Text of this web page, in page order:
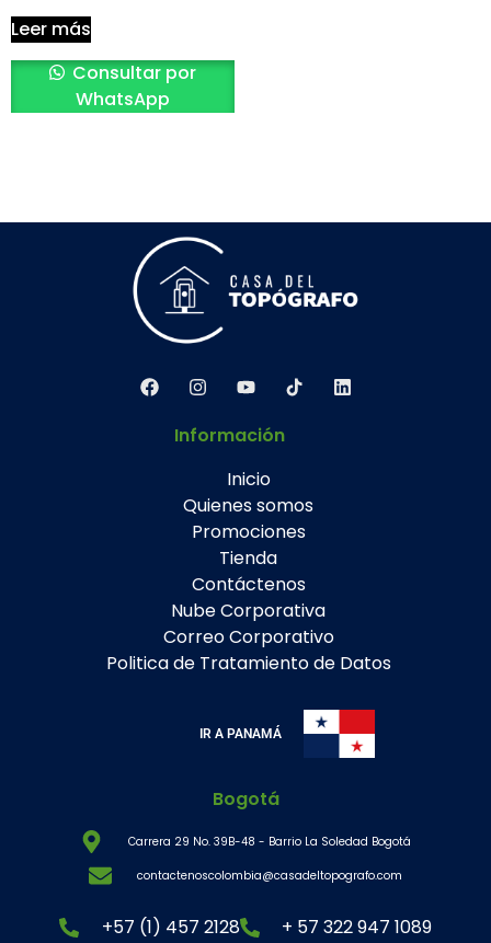
Leer más
Consultar por
WhatsApp
Información
Inicio
Quienes somos
Promociones
Tienda
Contáctenos
Nube Corporativa
Correo Corporativo
Politica de Tratamiento de Datos
IR A PANAMÁ
Bogotá
Carrera 29 No. 39B-48 - Barrio La Soledad Bogotá
contactenoscolombia@casadeltopografo.com
+57 (1) 457 2128 + 57 322 947 1089